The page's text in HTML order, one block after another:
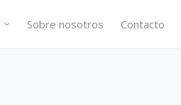
Sobre nosotros Contacto